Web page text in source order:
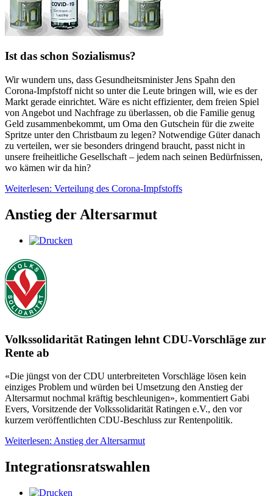
Ist das schon Sozialismus?
Wir wundern uns, dass Gesundheitsminister Jens Spahn den
Corona-Impfstoff nicht so unter die Leute bringen will, wie es der
Markt gerade einrichtet. Wäre es nicht effizienter, dem freien Spiel
von Angebot und Nachfrage zu überlassen, ob die Familie genug
Geld zusammenbekommt, um Oma den Gutschein für die zweite
Spritze unter den Christbaum zu legen? Notwendige Güter danach
zu verteilen, wer sie besonders dringend braucht, passt nicht in
unsere freiheitliche Gesellschaft – jedem nach seinen Bedürfnissen,
wo kämen wir da hin?
Weiterlesen: Verteilung des Corona-Impfstoffs
Anstieg der Altersarmut
Volkssolidarität Ratingen lehnt CDU-Vorschläge zur
Rente ab
«Die jüngst von der CDU unterbreiteten Vorschläge lösen kein
einziges Problem und würden bei Umsetzung den Anstieg der
Altersarmut nochmal kräftig beschleunigen», kommentiert Gabi
Evers, Vorsitzende der Volkssolidarität Ratingen e.V., den vor
kurzem veröffentlichten CDU-Beschluss zur Rentenpolitik.
Weiterlesen: Anstieg der Altersarmut
Integrationsratswahlen